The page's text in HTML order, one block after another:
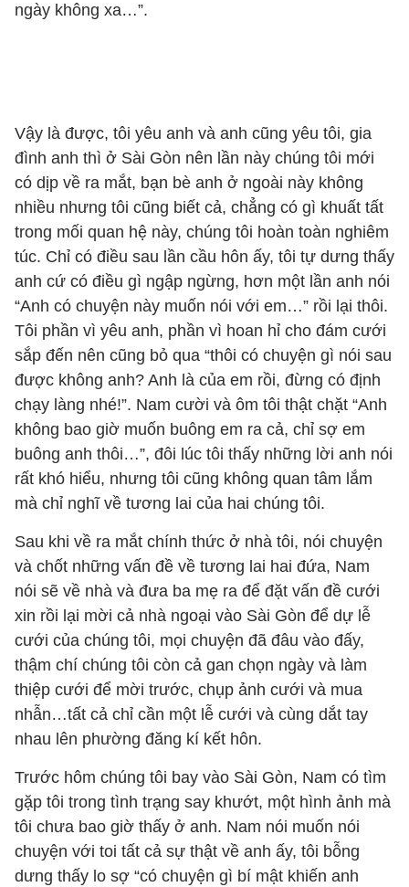
ngày không xa…”.
Vậy là được, tôi yêu anh và anh cũng yêu tôi, gia
đình anh thì ở Sài Gòn nên lần này chúng tôi mới
có dịp về ra mắt, bạn bè anh ở ngoài này không
nhiều nhưng tôi cũng biết cả, chẳng có gì khuất tất
trong mối quan hệ này, chúng tôi hoàn toàn nghiêm
túc. Chỉ có điều sau lần cầu hôn ấy, tôi tự dưng thấy
anh cứ có điều gì ngập ngừng, hơn một lần anh nói
“Anh có chuyện này muốn nói với em…” rồi lại thôi.
Tôi phần vì yêu anh, phần vì hoan hỉ cho đám cưới
sắp đến nên cũng bỏ qua “thôi có chuyện gì nói sau
được không anh? Anh là của em rồi, đừng có định
chạy làng nhé!”. Nam cười và ôm tôi thật chặt “Anh
không bao giờ muốn buông em ra cả, chỉ sợ em
buông anh thôi…”, đôi lúc tôi thấy những lời anh nói
rất khó hiểu, nhưng tôi cũng không quan tâm lắm
mà chỉ nghĩ về tương lai của hai chúng tôi.
Sau khi về ra mắt chính thức ở nhà tôi, nói chuyện
và chốt những vấn đề về tương lai hai đứa, Nam
nói sẽ về nhà và đưa ba mẹ ra để đặt vấn đề cưới
xin rồi lại mời cả nhà ngoại vào Sài Gòn để dự lễ
cưới của chúng tôi, mọi chuyện đã đâu vào đấy,
thậm chí chúng tôi còn cả gan chọn ngày và làm
thiệp cưới để mời trước, chụp ảnh cưới và mua
nhẫn…tất cả chỉ cần một lễ cưới và cùng dắt tay
nhau lên phường đăng kí kết hôn.
Trước hôm chúng tôi bay vào Sài Gòn, Nam có tìm
gặp tôi trong tình trạng say khướt, một hình ảnh mà
tôi chưa bao giờ thấy ở anh. Nam nói muốn nói
chuyện với toi tất cả sự thật về anh ấy, tôi bỗng
dưng thấy lo sợ “có chuyện gì bí mật khiến anh